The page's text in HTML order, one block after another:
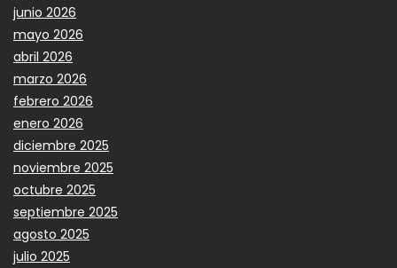
junio 2026
mayo 2026
abril 2026
marzo 2026
febrero 2026
enero 2026
diciembre 2025
noviembre 2025
octubre 2025
septiembre 2025
agosto 2025
julio 2025